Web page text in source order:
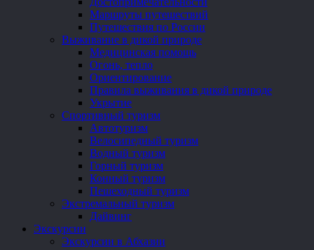
Маршруты путешествий
Путешествия по России
Выживание в дикой природе
Медицинская помощь
Огонь, тепло
Ориентирование
Правила выживания в дикой природе
Укрытие
Спортивный туризм
Автотуризм
Велосипедный туризм
Водный туризм
Горный туризм
Конный туризм
Пешеходный туризм
Экстремальный туризм
Дайвинг
Экскурсии
Экскурсии в Абхазии